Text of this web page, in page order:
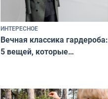
ИНТЕРЕСНОЕ
Вечная классика гардероба:
5 вещей, которые
и актуально в любой сезон